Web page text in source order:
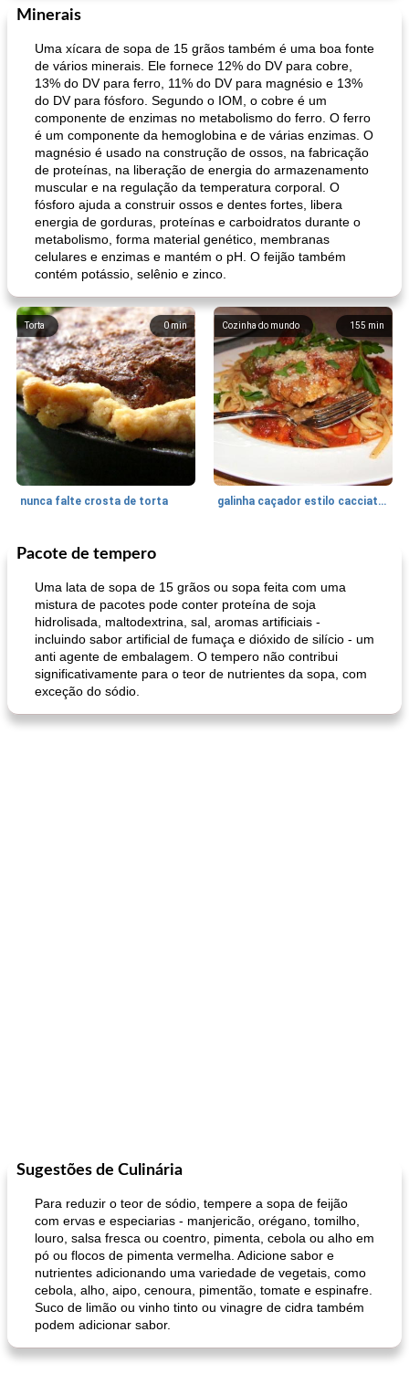
Minerais
Uma xícara de sopa de 15 grãos também é uma boa fonte
de vários minerais. Ele fornece 12% do DV para cobre,
13% do DV para ferro, 11% do DV para magnésio e 13%
do DV para fósforo. Segundo o IOM, o cobre é um
componente de enzimas no metabolismo do ferro. O ferro
é um componente da hemoglobina e de várias enzimas. O
magnésio é usado na construção de ossos, na fabricação
de proteínas, na liberação de energia do armazenamento
muscular e na regulação da temperatura corporal. O
fósforo ajuda a construir ossos e dentes fortes, libera
energia de gorduras, proteínas e carboidratos durante o
metabolismo, forma material genético, membranas
celulares e enzimas e mantém o pH. O feijão também
contém potássio, selênio e zinco.
0min
Torta
nunca falte crosta de torta
155 min
Cozinha do mundo
galinha caçador estilo cacciatore
1470
Feriados e Eventos
queijo festivo mergulho 'slaw' perfurador de romã temperada
Pacote de tempero
Uma lata de sopa de 15 grãos ou sopa feita com uma
mistura de pacotes pode conter proteína de soja
hidrolisada, maltodextrina, sal, aromas artificiais -
incluindo sabor artificial de fumaça e dióxido de silício - um
anti agente de embalagem. O tempero não contribui
significativamente para o teor de nutrientes da sopa, com
exceção do sódio.
Sugestões de Culinária
Para reduzir o teor de sódio, tempere a sopa de feijão
com ervas e especiarias - manjericão, orégano, tomilho,
louro, salsa fresca ou coentro, pimenta, cebola ou alho em
pó ou flocos de pimenta vermelha. Adicione sabor e
nutrientes adicionando uma variedade de vegetais, como
cebola, alho, aipo, cenoura, pimentão, tomate e espinafre.
Suco de limão ou vinho tinto ou vinagre de cidra também
podem adicionar sabor.